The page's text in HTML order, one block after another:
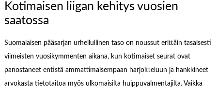
Kotimaisen liigan kehitys vuosien
saatossa
Suomalaisen pääsarjan urheilullinen taso on noussut erittäin tasaisesti
viimeisten vuosikymmenten aikana, kun kotimaiset seurat ovat
panostaneet entistä ammattimaisempaan harjoitteluun ja hankkineet
arvokasta tietotaitoa myös ulkomaisilta huippuvalmentajilta. Vaikka